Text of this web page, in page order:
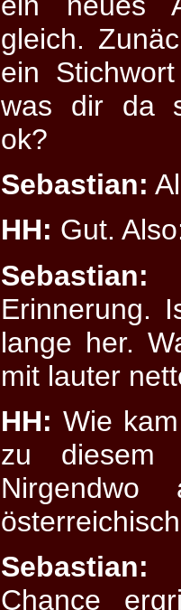
gleich.
ein
was dir da
ok?
Sebastian:
HH: Gut.
Sebastian:
Erinnerung.
lange her.
mit lauter
HH: Wie
zu diesem
Sebastian:
Chance